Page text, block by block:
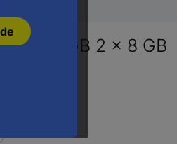
16 GB 2 x 8 GB